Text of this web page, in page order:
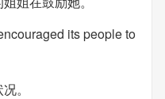
its people to
。